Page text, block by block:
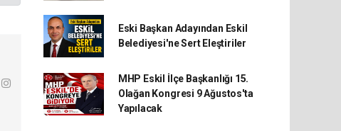
Eski Başkan Adayından Eskil
Belediyesi'ne Sert Eleştiriler
MHP Eskil İlçe Başkanlığı 15.
Olağan Kongresi 9 Ağustos'ta
Yapılacak